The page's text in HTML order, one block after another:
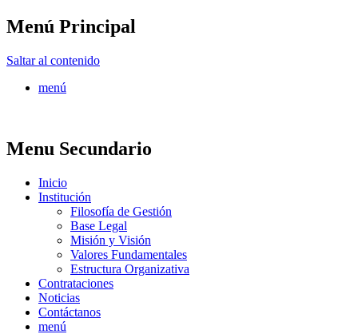
Menú Principal
Saltar al contenido
menú
Menu Secundario
Inicio
Institución
Filosofía de Gestión
Base Legal
Misión y Visión
Valores Fundamentales
Estructura Organizativa
Contrataciones
Noticias
Contáctanos
menú